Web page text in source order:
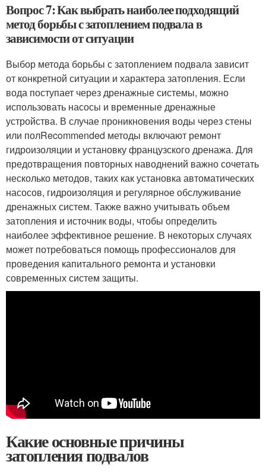
Вопрос 7: Как выбрать наиболее подходящий
метод борьбы с затоплением подвала в
зависимости от ситуации
Выбор метода борьбы с затоплением подвала зависит
от конкретной ситуации и характера затопления. Если
вода поступает через дренажные системы, можно
использовать насосы и временные дренажные
устройства. В случае проникновения воды через стены
или полRecommended методы включают ремонт
гидроизоляции и установку французского дренажа. Для
предотвращения повторных наводнений важно сочетать
несколько методов, таких как установка автоматических
насосов, гидроизоляция и регулярное обслуживание
дренажных систем. Также важно учитывать объем
затопления и источник воды, чтобы определить
наиболее эффективное решение. В некоторых случаях
может потребоваться помощь профессионалов для
проведения капитального ремонта и установки
современных систем защиты.
Какие основные причины
затопления подвалов